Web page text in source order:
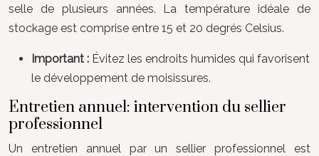
selle de plusieurs années. La température idéale de
stockage est comprise entre 15 et 20 degrés Celsius.
Important : Évitez les endroits humides qui favorisent
le développement de moisissures.
Entretien annuel: intervention du sellier
professionnel
Un entretien annuel par un sellier professionnel est